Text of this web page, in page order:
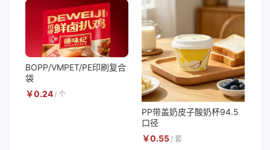
BOPP/VMPET/PE印刷复合
袋
￥0.24/ 个
PP带盖奶皮子酸奶杯94.5
口径
￥0.55 / 套